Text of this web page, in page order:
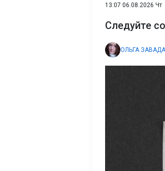
13:07 06.08.2026 Чт
Следуйте
ОЛЬГА ЗАВАДА